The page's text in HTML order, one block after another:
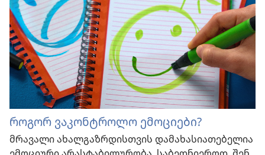
როგორ ვაკონტროლო ემოციები?
მრავალი ახალგაზრდისთვის დამახასიათებელია